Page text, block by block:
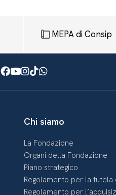
MEPA di Consip
Facebook
Youtube
Instagram
TikTok
WhatsApp
Chi siamo
La Fondazione
Organi della Fondazione
Piano strategico
Regolamento per la
Regolamento per